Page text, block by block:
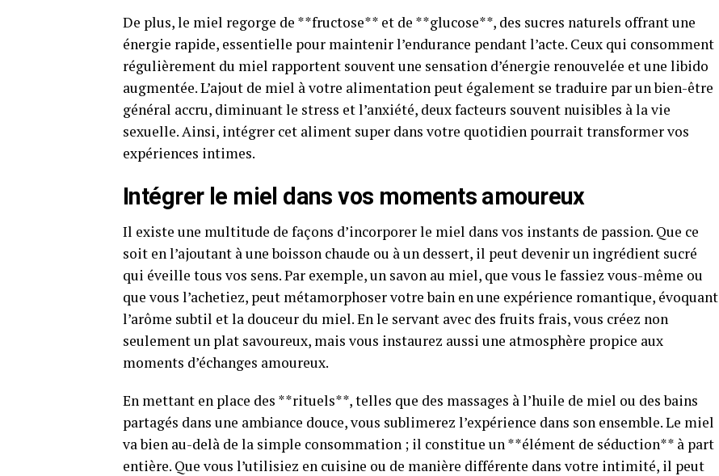
De plus, le miel regorge de **fructose** et de **glucose**, des sucres naturels offrant une
énergie rapide, essentielle pour maintenir l’endurance pendant l’acte. Ceux qui consomment
régulièrement du miel rapportent souvent une sensation d’énergie renouvelée et une libido
augmentée. L’ajout de miel à votre alimentation peut également se traduire par un bien-être
général accru, diminuant le stress et l’anxiété, deux facteurs souvent nuisibles à la vie
sexuelle. Ainsi, intégrer cet aliment super dans votre quotidien pourrait transformer vos
expériences intimes.
Intégrer le miel dans vos moments amoureux
Il existe une multitude de façons d’incorporer le miel dans vos instants de passion. Que ce
soit en l’ajoutant à une boisson chaude ou à un dessert, il peut devenir un ingrédient sucré
qui éveille tous vos sens. Par exemple, un savon au miel, que vous le fassiez vous-même ou
que vous l’achetiez, peut métamorphoser votre bain en une expérience romantique, évoquant
l’arôme subtil et la douceur du miel. En le servant avec des fruits frais, vous créez non
seulement un plat savoureux, mais vous instaurez aussi une atmosphère propice aux
moments d’échanges amoureux.
En mettant en place des **rituels**, telles que des massages à l’huile de miel ou des bains
partagés dans une ambiance douce, vous sublimerez l’expérience dans son ensemble. Le miel
va bien au-delà de la simple consommation ; il constitue un **élément de séduction** à part
entière. Que vous l’utilisiez en cuisine ou de manière différente dans votre intimité, il peut